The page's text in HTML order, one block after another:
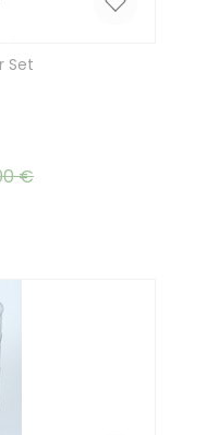
Set
Preis:
€